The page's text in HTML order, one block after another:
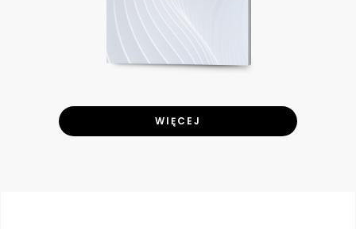
WIĘCEJ